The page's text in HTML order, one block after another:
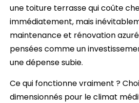
une toiture terrasse qui coûte
immédiatement, mais
maintenance et rénovation
pensées comme un
une dépense subie.
Ce qui fonctionne vraiment ?
dimensionnés pour le climat